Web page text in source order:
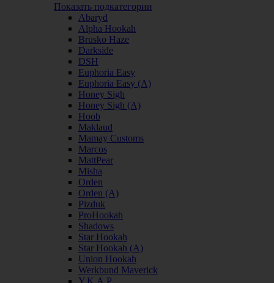
Показать подкатегории
Abaryd
Alpha Hookah
Brusko Haze
Darkside
DSH
Euphoria Easy
Euphoria Easy (А)
Honey Sigh
Honey Sigh (А)
Hoob
Maklaud
Mamay Customs
Marcos
MattPear
Misha
Orden
Orden (А)
Pizduk
ProHookah
Shadows
Star Hookah
Star Hookah (А)
Union Hookah
Werkbund Maverick
Y.K.A.P.